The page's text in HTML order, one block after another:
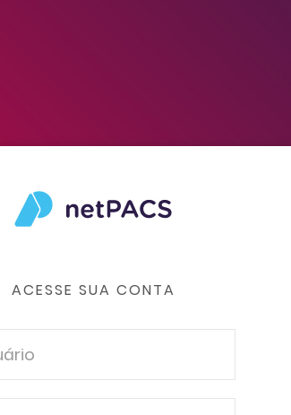
ACESSE SUA CONTA